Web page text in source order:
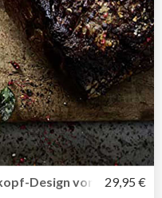
Design von 29,95 €